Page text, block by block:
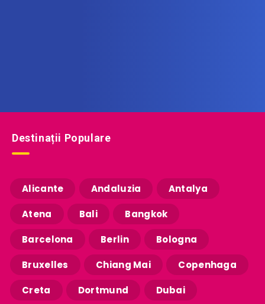
Destinații Populare
Alicante Andaluzia Antalya
Atena Bali Bangkok
Barcelona Berlin Bologna
Bruxelles Chiang Mai Copenhaga
Creta Dortmund Dubai